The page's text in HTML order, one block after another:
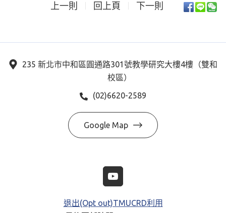
上一則 回上頁 下一則
235 新北市中和區圓通路301號教學研究大樓4樓（雙和
校區）
(02)6620-2589
Google Map
退出(Opt out)TMUCRD利用